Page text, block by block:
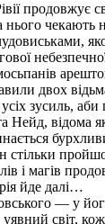
продовжує
нього чекають
двох
зусиль,
Нейд, відома
стільки
і магів
йде далі…
— у
світ,